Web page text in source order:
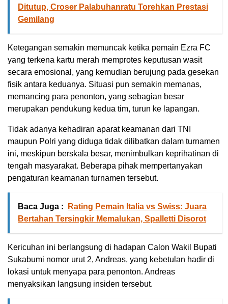
Ditutup, Croser Palabuhanratu Torehkan Prestasi
Gemilang
Ketegangan semakin memuncak ketika pemain Ezra FC
yang terkena kartu merah memprotes keputusan wasit
secara emosional, yang kemudian berujung pada gesekan
fisik antara keduanya. Situasi pun semakin memanas,
memancing para penonton, yang sebagian besar
merupakan pendukung kedua tim, turun ke lapangan.
Tidak adanya kehadiran aparat keamanan dari TNI
maupun Polri yang diduga tidak dilibatkan dalam turnamen
ini, meskipun berskala besar, menimbulkan keprihatinan di
tengah masyarakat. Beberapa pihak mempertanyakan
pengaturan keamanan turnamen tersebut.
Baca Juga :
Rating Pemain Italia vs Swiss: Juara
Bertahan Tersingkir Memalukan, Spalletti Disorot
Kericuhan ini berlangsung di hadapan Calon Wakil Bupati
Sukabumi nomor urut 2, Andreas, yang kebetulan hadir di
lokasi untuk menyapa para penonton. Andreas
menyaksikan langsung insiden tersebut.